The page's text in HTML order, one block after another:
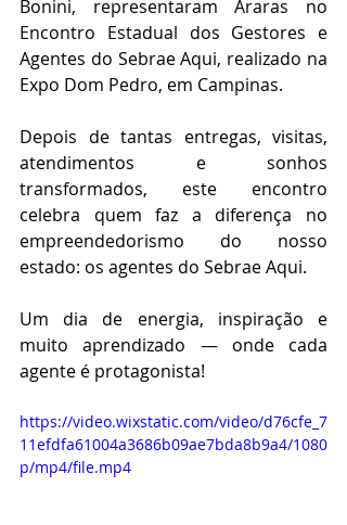
Bonini, representaram Araras no
Encontro Estadual dos Gestores e
Agentes do Sebrae Aqui, realizado na
Expo Dom Pedro, em Campinas.
Depois de tantas entregas, visitas,
atendimentos e sonhos
transformados, este encontro
celebra quem faz a diferença no
empreendedorismo do nosso
estado: os agentes do Sebrae Aqui.
Um dia de energia, inspiração e
muito aprendizado — onde cada
agente é protagonista!
https://video.wixstatic.com/video/d76cfe_7
11efdfa61004a3686b09ae7bda8b9a4/1080
p/mp4/file.mp4